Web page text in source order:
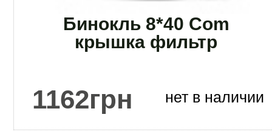
Бинокль 8*40 Com
крышка фильтр
1162грн нет в наличии